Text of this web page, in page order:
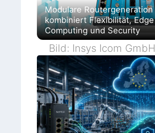
Modulare Routergeneration
kombiniert Flexibilität, Edge
Computing und Security
Bild: Insys Icom GmbH